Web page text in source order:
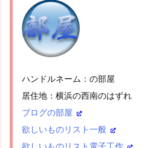
ハンドルネーム：の部屋
居住地：横浜の西南のはずれ
ブログの部屋
欲しいものリスト一般
欲しいものリスト電子工作